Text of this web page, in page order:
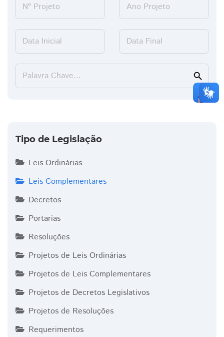
Nº Projeto Ano Projeto
Data Inicial Data Final
Palavra Chave... search
Tipo de Legislação
Leis Ordinárias
Leis Complementares
Decretos
Portarias
Resoluções
Projetos de Leis Ordinárias
Projetos de Leis Complementares
Projetos de Decretos Legislativos
Projetos de Resoluções
Requerimentos